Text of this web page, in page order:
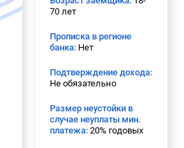
70 лет
Прописка в регионе
банка: Нет
Подтверждение дохода:
Не обязательно
Размер неустойки в
случае неуплаты мин.
платежа: 20% годовых